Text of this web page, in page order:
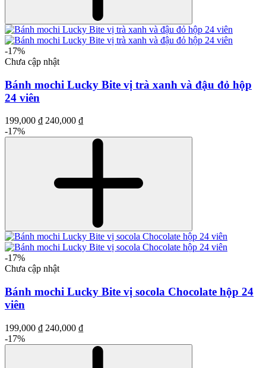
-17%
Chưa cập nhật
Bánh mochi Lucky Bite vị trà xanh và đậu đỏ hộp
24 viên
199,000 ₫ 240,000 ₫
-17%
-17%
Chưa cập nhật
Bánh mochi Lucky Bite vị socola Chocolate hộp 24
viên
199,000 ₫ 240,000 ₫
-17%